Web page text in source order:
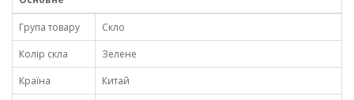
Група товару
Скло
Колір скла
Зелене
Країна
Китай